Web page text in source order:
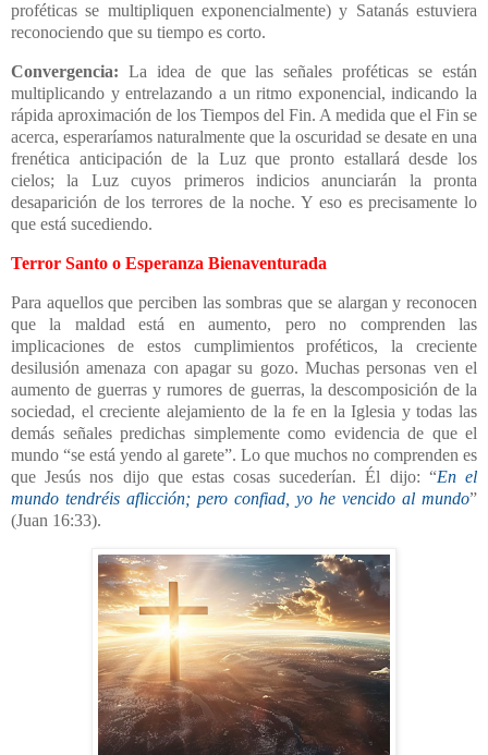
proféticas se multipliquen exponencialmente) y Satanás estuviera
reconociendo que su tiempo es corto.
Convergencia: La idea de que las señales proféticas se están
multiplicando y entrelazando a un ritmo exponencial, indicando la
rápida aproximación de los Tiempos del Fin. A medida que el Fin se
acerca, esperaríamos naturalmente que la oscuridad se desate en una
frenética anticipación de la Luz que pronto estallará desde los
cielos; la Luz cuyos primeros indicios anunciarán la pronta
desaparición de los terrores de la noche. Y eso es precisamente lo
que está sucediendo.
Terror Santo o Esperanza Bienaventurada
Para aquellos que perciben las sombras que se alargan y reconocen
que la maldad está en aumento, pero no comprenden las
implicaciones de estos cumplimientos proféticos, la creciente
desilusión amenaza con apagar su gozo. Muchas personas ven el
aumento de guerras y rumores de guerras, la descomposición de la
sociedad, el creciente alejamiento de la fe en la Iglesia y todas las
demás señales predichas simplemente como evidencia de que el
mundo “se está yendo al garete”. Lo que muchos no comprenden es
que Jesús nos dijo que estas cosas sucederían. Él dijo: “En el
mundo tendréis aflicción; pero confiad, yo he vencido al mundo”
(Juan 16:33).